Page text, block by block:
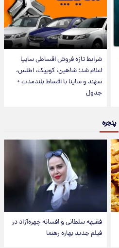
شرایط تازه فروش اقساطی سایپا
اعلام شد؛ شاهین، کوییک، اطلس،
سهند و ساینا با اقساط بلندمدت +
جدول
پنجره
فقیهه سلطانی و افسانه چهره‌آزاد در
فیلم جدید بهاره رهنما